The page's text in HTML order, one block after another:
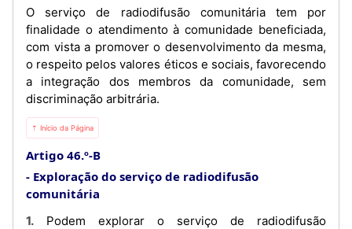
O serviço de radiodifusão comunitária tem por
finalidade o atendimento à comunidade beneficiada,
com vista a promover o desenvolvimento da mesma,
o respeito pelos valores éticos e sociais, favorecendo
a integração dos membros da comunidade, sem
discriminação arbitrária.
⇡ Início da Página
Artigo 46.º-B
Exploração do serviço de radiodifusão
comunitária
1. Podem explorar o serviço de radiodifusão